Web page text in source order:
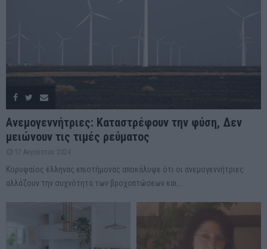
Ανεμογεννήτριες: Καταστρέφουν την φύση, Δεν
μειώνουν τις τιμές ρεύματος
17 Αυγούστου 2024
Κορυφαίος έλληνας επιστήμονας αποκάλυψε ότι οι ανεμογεννήτριες
αλλάζουν την συχνότητα των βροχοπτώσεων και...